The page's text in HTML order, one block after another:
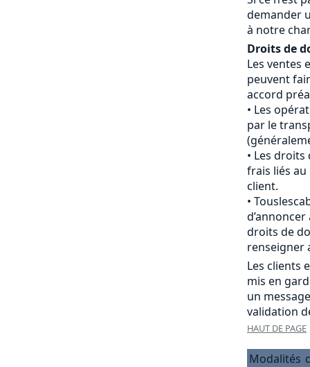
demander
à notre
Droits de
Les ventes
peuvent
accord
Les
par le
Les droits
frais liés
client.
droits de
renseigner
Les clients
mis en
un
validation
HAUT DE PAGE
Modalités